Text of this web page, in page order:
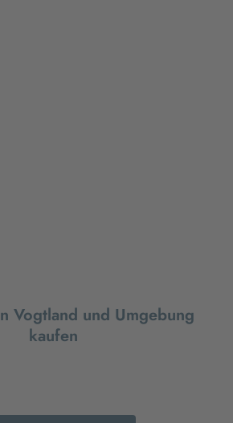
Vogtland und Umgebung
kaufen